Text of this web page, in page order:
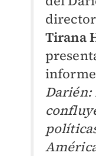
Tirana
informe
Darién: